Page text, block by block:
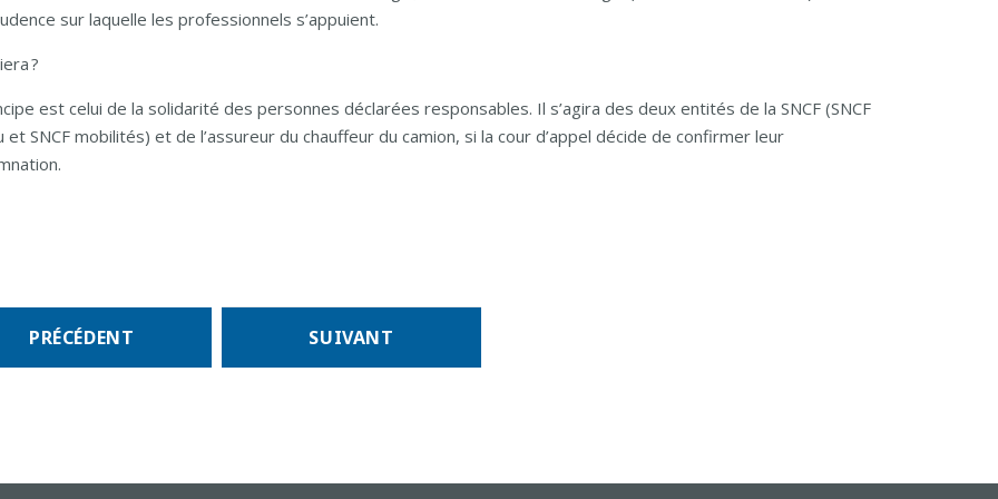
sur laquelle les professionnels s’appuient.
?
est celui de la solidarité des personnes déclarées responsables. Il s’agira des deux entités de la SNCF (SNCF
et SNCF mobilités) et de l’assureur du chauffeur du camion, si la cour d’appel décide de confirmer leur
PRÉCÉDENT SUIVANT